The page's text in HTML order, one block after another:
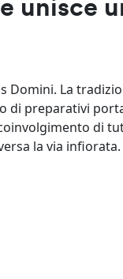
unisce
Domini. La
di preparativi
di
la via